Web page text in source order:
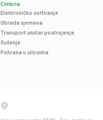
Cimbria
Elektroničko sortiranje
Obrada sjemena
Transport unutar postrojenja
Sušenje
Pohrana u silosima